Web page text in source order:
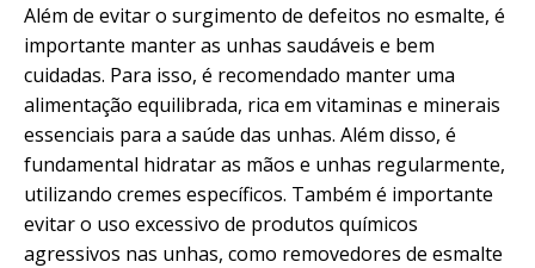
Além de evitar o surgimento de defeitos no esmalte, é
importante manter as unhas saudáveis e bem
cuidadas. Para isso, é recomendado manter uma
alimentação equilibrada, rica em vitaminas e minerais
essenciais para a saúde das unhas. Além disso, é
fundamental hidratar as mãos e unhas regularmente,
utilizando cremes específicos. Também é importante
evitar o uso excessivo de produtos químicos
agressivos nas unhas, como removedores de esmalte